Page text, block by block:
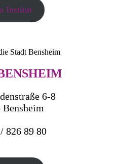
Institut
6-8
Bensheim
826 89 80